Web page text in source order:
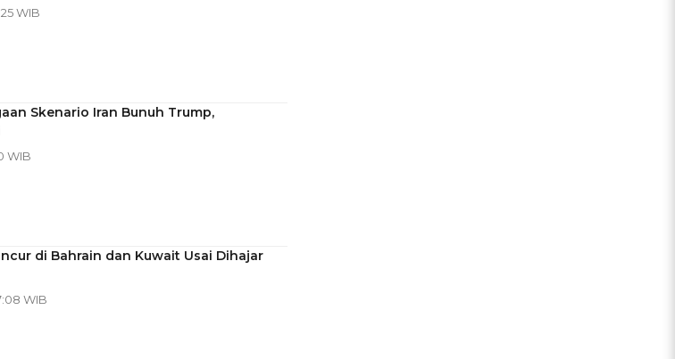
WIB
Skenario Iran Bunuh Trump,
WIB
di Bahrain dan Kuwait Usai Dihajar
WIB